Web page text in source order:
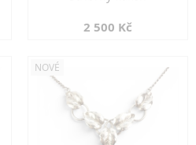
2 500 Kč
NOVÉ